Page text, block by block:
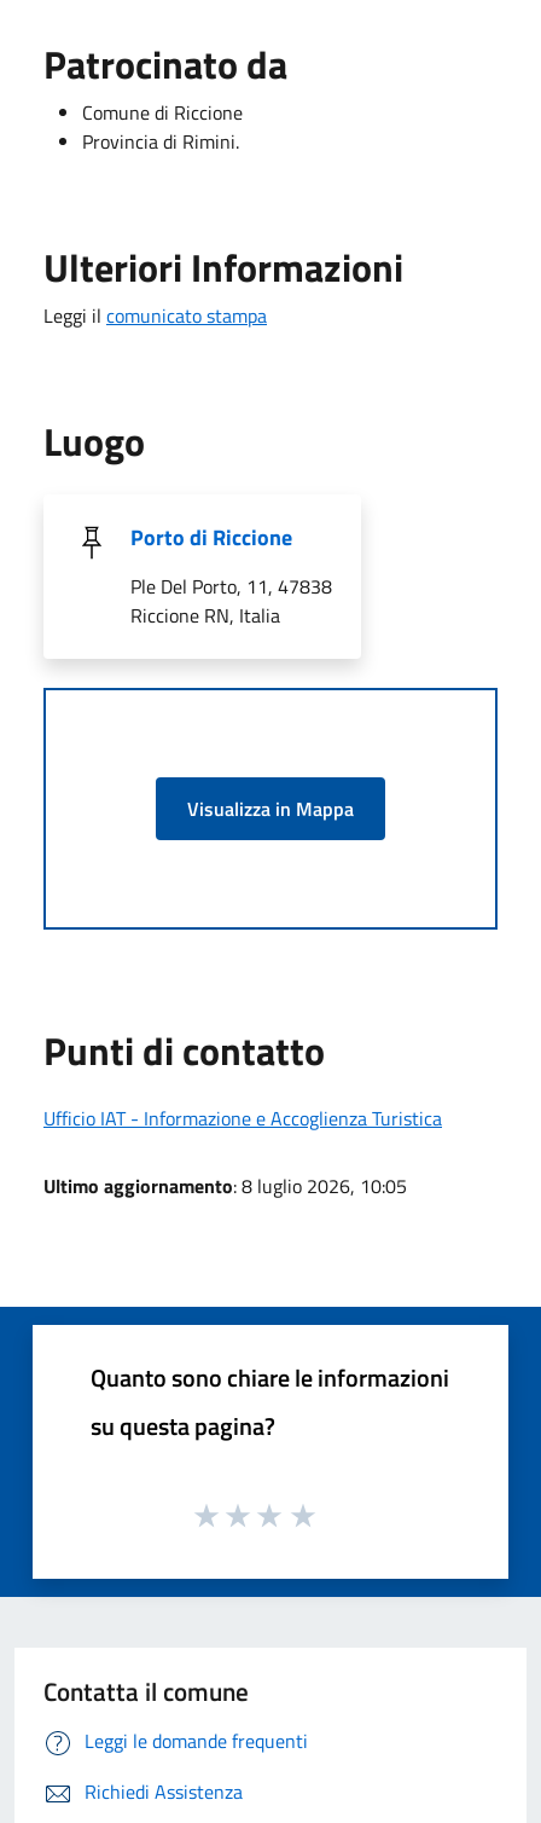
Patrocinato da
Comune di Riccione
Provincia di Rimini.
Ulteriori Informazioni
Leggi il comunicato stampa
Luogo
Porto di Riccione
Ple Del Porto, 11, 47838
Riccione RN, Italia
Visualizza in Mappa
Punti di contatto
Ufficio IAT - Informazione e Accoglienza Turistica
Ultimo aggiornamento: 8 luglio 2026, 10:05
Quanto sono chiare le informazioni
su questa pagina?
Contatta il comune
Leggi le domande frequenti
Richiedi Assistenza